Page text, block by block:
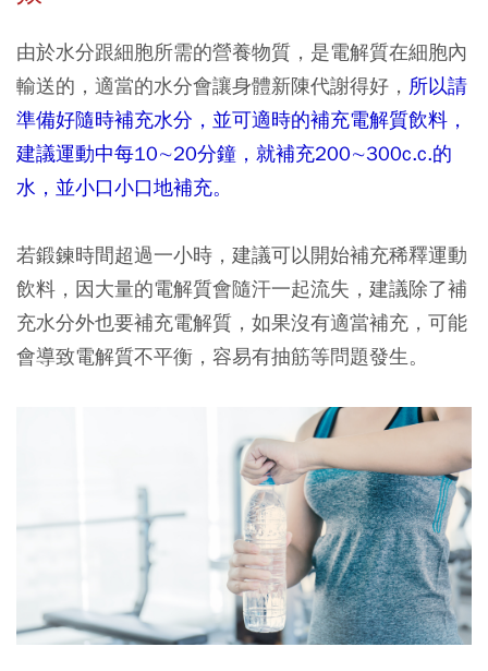
由於水分跟細胞所需的營養物質，是電解質在細胞內
輸送的，適當的水分會讓身體新陳代謝得好， 所以請
準備好隨時補充水分，並可適時的補充電解質飲料，
建議運動中每10∼20分鐘，就補充200∼300c.c.的
水，並小口小口地補充。
若鍛鍊時間超過一小時，建議可以開始補充稀釋運動
飲料，因大量的電解質會隨汗一起流失，建議除了補
充水分外也要補充電解質，如果沒有適當補充，可能
會導致電解質不平衡，容易有抽筋等問題發生。